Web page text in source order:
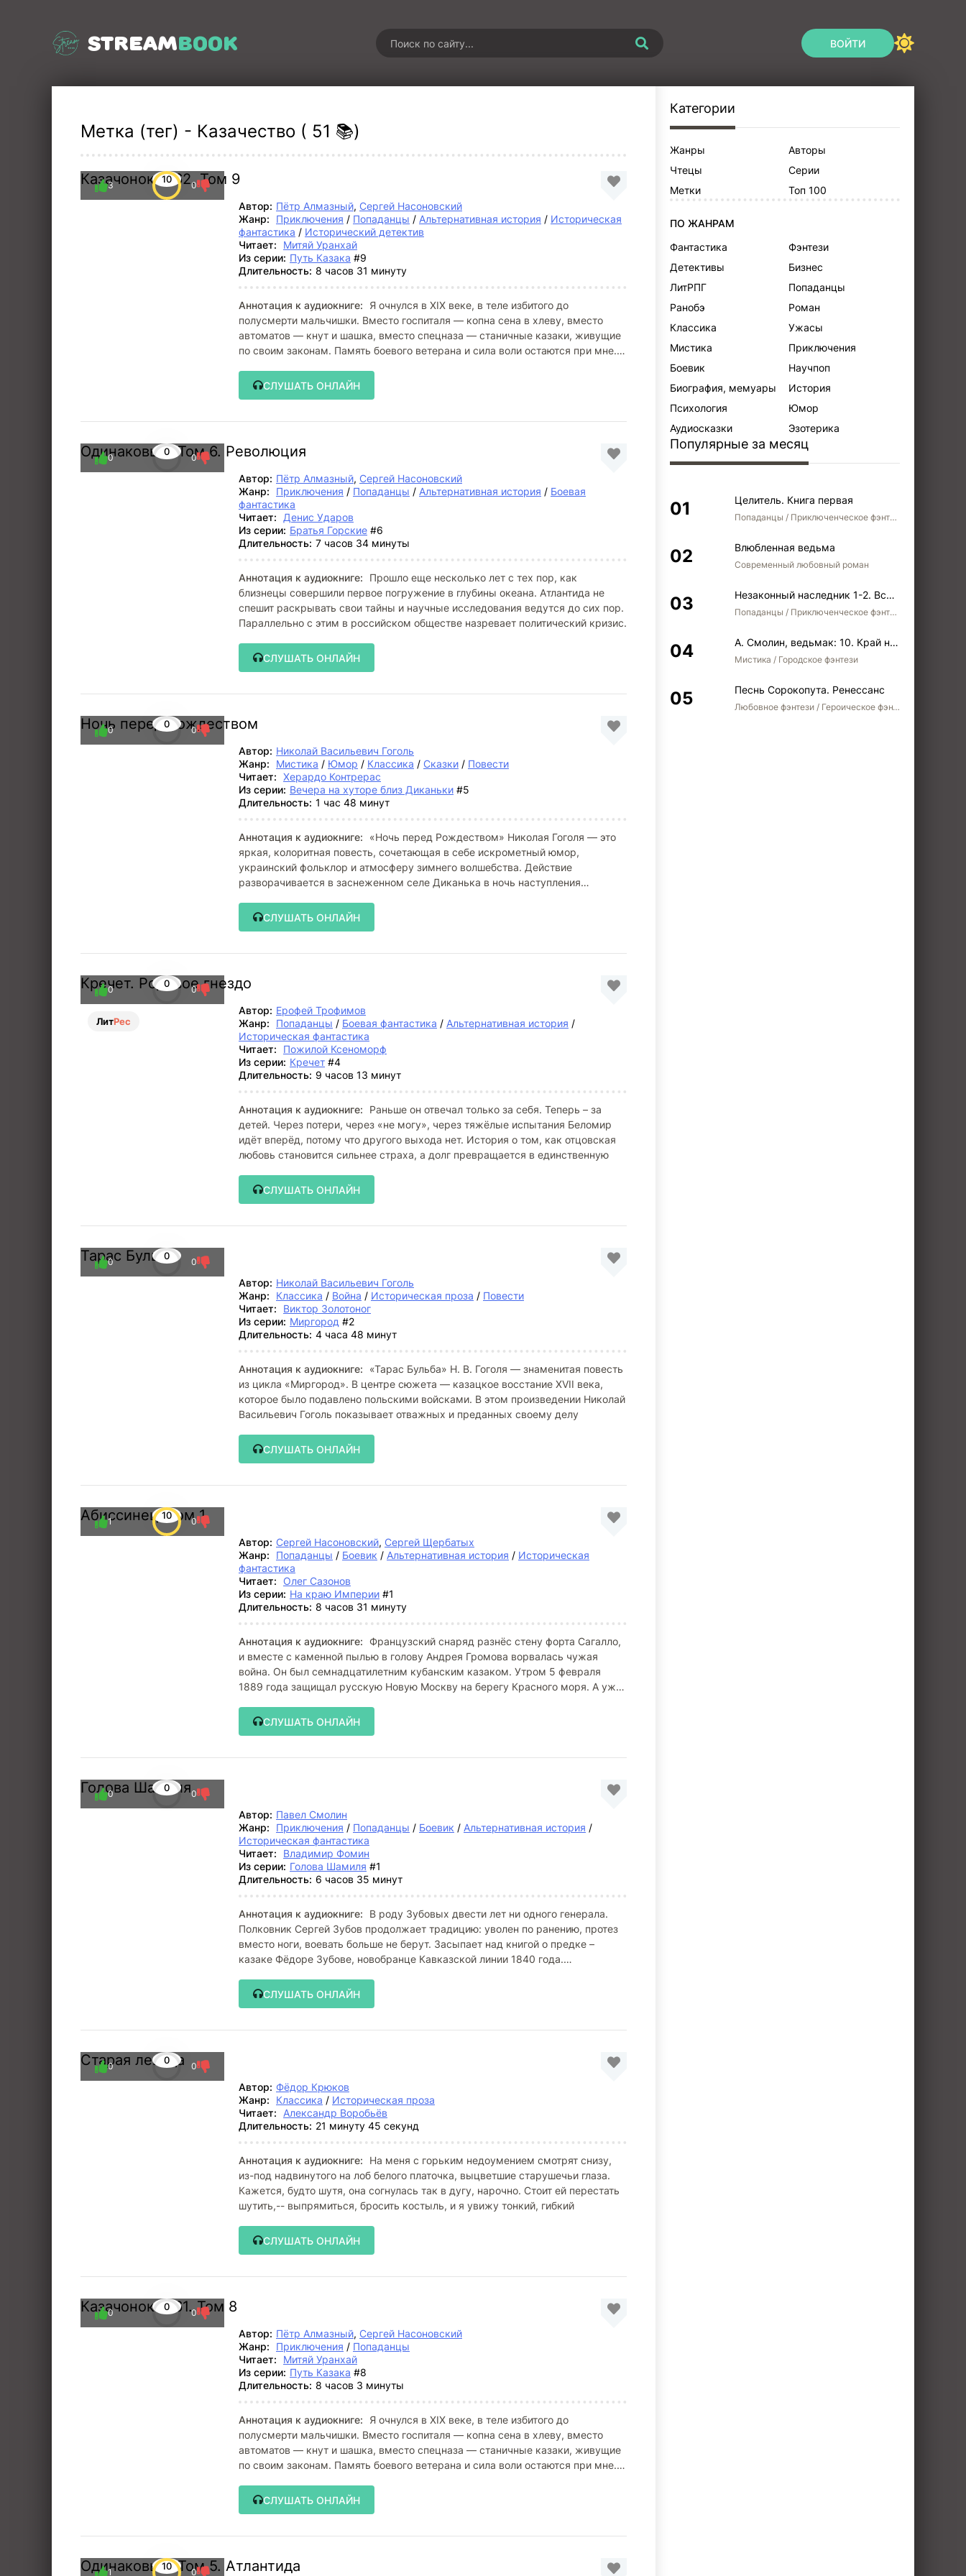
STREAMBOOK ВОЙТИ
Метка (тег) - Казачество ( 51 📚)
Казачонок 1862. Том 9
10
3 0
Автор: Пётр Алмазный, Сергей Насоновский
Жанр:
Приключения / Попаданцы / Альтернативная история / Историческая
фантастика / Исторический детектив
Читает:
Митяй Уранхай
Из серии: Путь Казака #9
Длительность: 8 часов 31 минуту
Аннотация к аудиокниге:
Я очнулся в XIX веке, в теле избитого до
полусмерти мальчишки. Вместо госпиталя — копна сена в хлеву, вместо
автоматов — кнут и шашка, вместо спецназа — станичные казаки, живущие
по своим законам. Память боевого ветерана и сила воли остаются при мне.
СЛУШАТЬ ОНЛАЙН
Одинаковые. Том 6. Революция
0
0 0
Автор: Пётр Алмазный, Сергей Насоновский
Жанр:
Приключения / Попаданцы / Альтернативная история / Боевая
фантастика
Читает:
Денис Ударов
Из серии: Братья Горские #6
Длительность: 7 часов 34 минуты
Аннотация к аудиокниге:
Прошло еще несколько лет с тех пор, как
близнецы совершили первое погружение в глубины океана. Атлантида не
спешит раскрывать свои тайны и научные исследования ведутся до сих пор.
Параллельно с этим в российском обществе назревает политический кризис.
СЛУШАТЬ ОНЛАЙН
Ночь перед Рождеством
0
0 0
Автор: Николай Васильевич Гоголь
Жанр:
Мистика / Юмор / Классика / Сказки / Повести
Читает: Херардо Контрерас
Из серии: Вечера на хуторе близ Диканьки #5
Длительность: 1 час 48 минут
Аннотация к аудиокниге:
«Ночь перед Рождеством» Николая Гоголя — это
яркая, колоритная повесть, сочетающая в себе искрометный юмор,
украинский фольклор и атмосферу зимнего волшебства. Действие
разворачивается в заснеженном селе Диканька в ночь наступления
СЛУШАТЬ ОНЛАЙН
Кречет. Родовое гнездо
ЛитРес
0
0 0
Автор: Ерофей Трофимов
Жанр:
Попаданцы / Боевая фантастика / Альтернативная история /
Историческая фантастика
Читает:
Пожилой Ксеноморф
Из серии: Кречет #4
Длительность: 9 часов 13 минут
Аннотация к аудиокниге:
Раньше он отвечал только за себя. Теперь – за
детей. Через потери, через «не могу», через тяжёлые испытания Беломир
идёт вперёд, потому что другого выхода нет. История о том, как отцовская
любовь становится сильнее страха, а долг превращается в единственную
СЛУШАТЬ ОНЛАЙН
Тарас Бульба
0
0 0
Автор: Николай Васильевич Гоголь
Жанр:
Классика / Война / Историческая проза / Повести
Читает:
Виктор Золотоног
Из серии: Миргород #2
Длительность: 4 часа 48 минут
Аннотация к аудиокниге:
«Тарас Бульба» Н. В. Гоголя — знаменитая повесть
из цикла «Миргород». В центре сюжета — казацкое восстание XVII века,
которое было подавлено польскими войсками. В этом произведении Николай
Васильевич Гоголь показывает отважных и преданных своему делу
СЛУШАТЬ ОНЛАЙН
Абиссинец. Том 1
10
1 0
Автор: Сергей Насоновский, Сергей Щербатых
Жанр:
Попаданцы / Боевик / Альтернативная история / Историческая
фантастика
Читает: Олег Сазонов
Из серии: На краю Империи #1
Длительность: 8 часов 31 минуту
Аннотация к аудиокниге:
Французский снаряд разнёс стену форта Сагалло,
и вместе с каменной пылью в голову Андрея Громова ворвалась чужая
война. Он был семнадцатилетним кубанским казаком. Утром 5 февраля
1889 года защищал русскую Новую Москву на берегу Красного моря. А уже
СЛУШАТЬ ОНЛАЙН
Голова Шамиля
0
0 0
Автор: Павел Смолин
Жанр:
Приключения / Попаданцы / Боевик / Альтернативная история /
Историческая фантастика
Читает:
Владимир Фомин
Из серии: Голова Шамиля #1
Длительность: 6 часов 35 минут
Аннотация к аудиокниге:
В роду Зубовых двести лет ни одного генерала.
Полковник Сергей Зубов продолжает традицию: уволен по ранению, протез
вместо ноги, воевать больше не берут. Засыпает над книгой о предке –
казаке Фёдоре Зубове, новобранце Кавказской линии 1840 года.
СЛУШАТЬ ОНЛАЙН
Старая левада
0
0 0
Автор: Фёдор Крюков
Жанр:
Классика / Историческая проза
Читает:
Александр Воробьёв
Длительность: 21 минуту 45 секунд
Аннотация к аудиокниге:
На меня с горьким недоумением смотрят снизу,
из-под надвинутого на лоб белого платочка, выцветшие старушечьи глаза.
Кажется, будто шутя, она согнулась так в дугу, нарочно. Стоит ей перестать
шутить,-- выпрямиться, бросить костыль, и я увижу тонкий, гибкий
СЛУШАТЬ ОНЛАЙН
Казачонок 1861. Том 8
0
0 0
Автор: Пётр Алмазный, Сергей Насоновский
Жанр:
Приключения / Попаданцы
Читает:
Митяй Уранхай
Из серии: Путь Казака #8
Длительность: 8 часов 3 минуты
Аннотация к аудиокниге:
Я очнулся в XIX веке, в теле избитого до
полусмерти мальчишки. Вместо госпиталя — копна сена в хлеву, вместо
автоматов — кнут и шашка, вместо спецназа — станичные казаки, живущие
по своим законам. Память боевого ветерана и сила воли остаются при мне.
СЛУШАТЬ ОНЛАЙН
Одинаковые. Том 5. Атлантида
10
1 0
Категории
Жанры
Авторы
Чтецы
Серии
Метки
Топ 100
ПО ЖАНРАМ
Фантастика
Фэнтези
Детективы
Бизнес
ЛитРПГ
Попаданцы
Ранобэ
Роман
Классика
Ужасы
Мистика
Приключения
Боевик
Научпоп
Биография, мемуары
История
Психология
Юмор
Аудиосказки
Эзотерика
Популярные за месяц
Целитель. Книга первая
Попаданцы / Приключенческое фэнтези / Боевое фэнтези
Влюбленная ведьма
Современный любовный роман
Незаконный наследник 1-2. Вспомнить, кем был. Стать собой. Остаться собой
Попаданцы / Приключенческое фэнтези / Боевое фэнтези / Юмористическое фэнтези
А. Смолин, ведьмак: 10. Край неба
Мистика / Городское фэнтези
Песнь Сорокопута. Ренессанс
Любовное фэнтези / Героическое фэнтези